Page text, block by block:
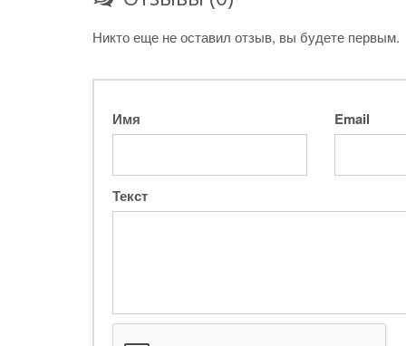
Никто еще не оставил отзыв, вы будете первым.
Имя Email
Текст